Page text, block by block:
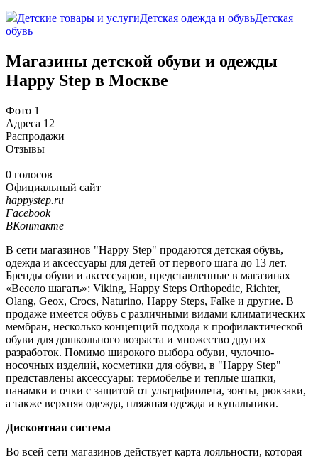
Детские товары и услугиДетская одежда и обувьДетская
обувь
Магазины детской обуви и одежды
Happy Step в Москве
Фото 1
Адреса 12
Распродажи
Отзывы
0 голосов
Официальный сайт
happystep.ru
Facebook
ВКонтакте
В сети магазинов "Happy Step" продаются детская обувь,
одежда и аксессуары для детей от первого шага до 13 лет.
Бренды обуви и аксессуаров, представленные в магазинах
«Весело шагать»: Viking, Happy Steps Orthopedic, Richter,
Olang, Geox, Crocs, Naturino, Happy Steps, Falke и другие. В
продаже имеется обувь с различными видами климатических
мембран, несколько концепций подхода к профилактической
обуви для дошкольного возраста и множество других
разработок. Помимо широкого выбора обуви, чулочно-
носочных изделий, косметики для обуви, в "Happy Step"
представлены аксессуары: термобелье и теплые шапки,
панамки и очки с защитой от ультрафиолета, зонты, рюкзаки,
а также верхняя одежда, пляжная одежда и купальники.
Дисконтная система
Во всей сети магазинов действует карта лояльности, которая